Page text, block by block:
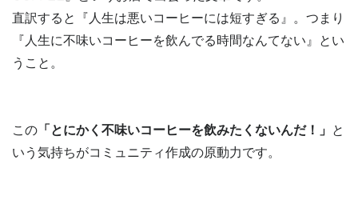
直訳すると『人生は悪いコーヒーには短すぎる』。つまり
『人生に不味いコーヒーを飲んでる時間なんてない』とい
うこと。
この 「とにかく不味いコーヒーを飲みたくないんだ！」 と
いう気持ちがコミュニティ作成の原動力です。